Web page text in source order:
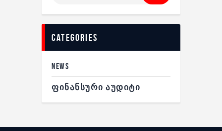
categories
NEWS
ᲤᲘᲜᲐᲜᲡᲣᲠᲘ ᲐᲣᲓᲘᲢᲘ